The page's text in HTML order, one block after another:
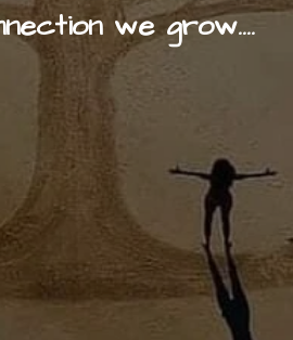
we grow....